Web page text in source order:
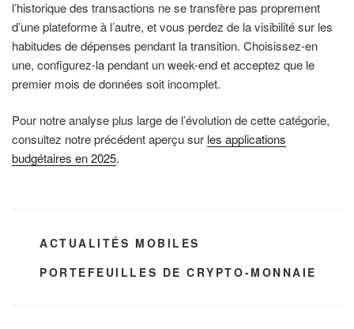
l’historique des transactions ne se transfère pas proprement
d’une plateforme à l’autre, et vous perdez de la visibilité sur les
habitudes de dépenses pendant la transition. Choisissez-en
une, configurez-la pendant un week-end et acceptez que le
premier mois de données soit incomplet.
Pour notre analyse plus large de l’évolution de cette catégorie,
consultez notre précédent aperçu sur les applications
budgétaires en 2025.
CATÉGORIES
ACTUALITÉS MOBILES
ÉTIQUETTES
PORTEFEUILLES DE CRYPTO-MONNAIE